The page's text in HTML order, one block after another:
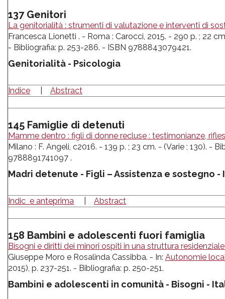
137 Genitori
La genitorialità : strumenti di valutazione e interventi di
Francesca Lionetti . - Roma : Carocci, 2015. - 290 p. ; 22
- Bibliografia: p. 253-286. - ISBN 9788843079421.
Genitorialità - Psicologia
Indice Abstract
145 Famiglie di detenuti
Mamme dentro : figli di donne recluse : testimonianze,
Milano : F. Angeli, c2016. - 139 p. ; 23 cm. - (Varie ; 130). -
9788891741097 .
Madri detenute - Figli – Assistenza e sostegno -
Indic e anteprima Abstract
158 Bambini e adolescenti fuori famiglia
Bisogni e diritti dei minori ospiti in una struttura
Giuseppe Moro e Rosalinda Cassibba. - In: Autonomie
2015), p. 237-251. - Bibliografia: p. 250-251.
Bambini e adolescenti in comunità - Bisogni -